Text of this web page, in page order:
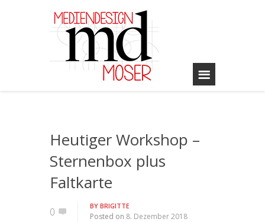
Heutiger Workshop –
Sternenbox plus
Faltkarte
0 BY BRIGITTE
Posted on 8. Dezember 2018